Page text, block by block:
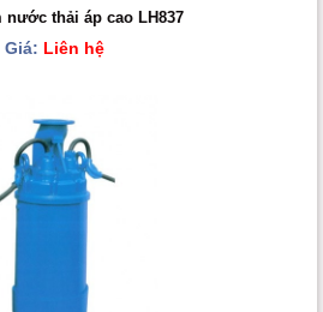
nước thải áp cao LH837
Giá: Liên hệ